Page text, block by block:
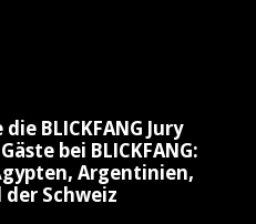
BLICKFANG Jury
bei BLICKFANG:
Argentinien,
der Schweiz